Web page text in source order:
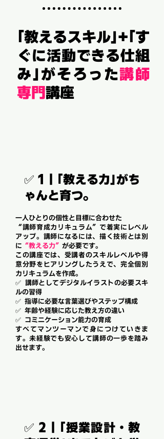
「教えるスキル」+「す
ぐに活動できる仕組
み」がそろった講師
専門 講座
✅ 1｜「教える力」がち
ゃんと育つ。
一人ひとりの個性と目標に合わせた
“講師育成カリキュラム”で着実にレベル
アップ。講師になるには、描く技術とは別
に “教える力” が必要です。
この講座では、受講者のスキルレベルや得
意分野をヒアリングしたうえで、完全個別
カリキュラムを作成。
✅ 講師としてデジタルイラストの必要スキ
ルの習得
✅ 指導に必要な言葉選びやステップ構成
✅ 年齢や経験に応じた教え方の違い
✅ コミニケーション能力の育成
すべてマンツーマンで身につけていきま
す。未経験でも安心して講師の一歩を踏み
出せます。
✅ 2｜「授業設計・教